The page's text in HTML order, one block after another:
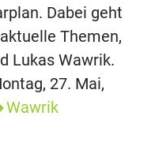
Dabei geht
Themen,
Lukas Wawrik.
27. Mai,
Wawrik